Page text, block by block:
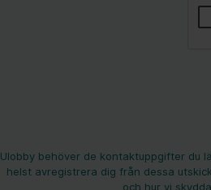
Ulobby behöver de kontaktuppgifter du
helst avregistrera dig från dessa
och hur vi